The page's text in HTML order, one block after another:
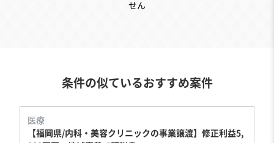
せん
条件の似ているおすすめ案件
医療
【福岡県/内科・美容クリニックの事業譲渡】修正利益5,